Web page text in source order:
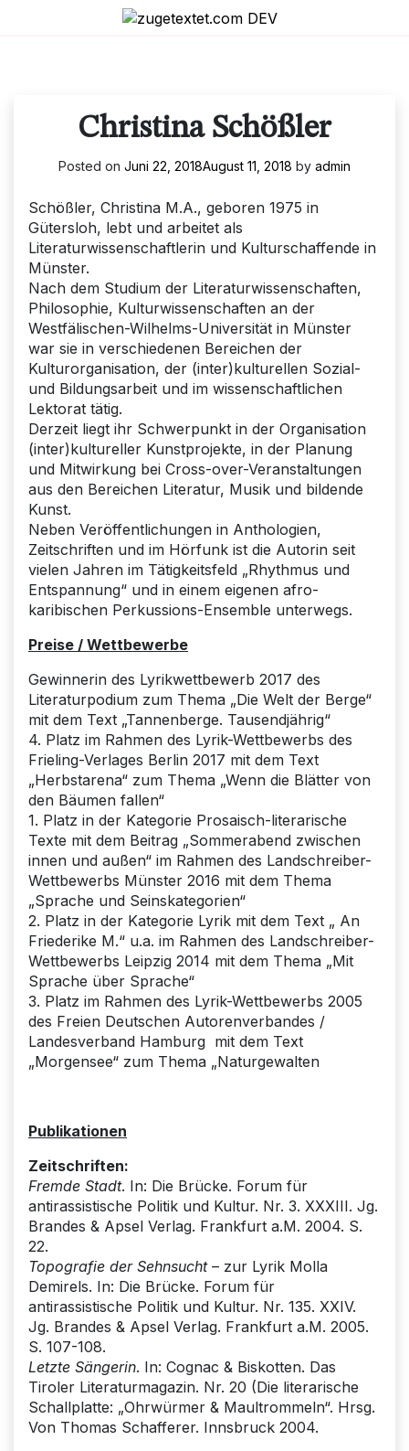
Christina Schößler
Posted on Juni 22, 2018August 11, 2018 by admin
Schößler, Christina M.A., geboren 1975 in
Gütersloh, lebt und arbeitet als
Literaturwissenschaftlerin und Kulturschaffende in
Münster.
Nach dem Studium der Literaturwissenschaften,
Philosophie, Kulturwissenschaften an der
Westfälischen-Wilhelms-Universität in Münster
war sie in verschiedenen Bereichen der
Kulturorganisation, der (inter)kulturellen Sozial-
und Bildungsarbeit und im wissenschaftlichen
Lektorat tätig.
Derzeit liegt ihr Schwerpunkt in der Organisation
(inter)kultureller Kunstprojekte, in der Planung
und Mitwirkung bei Cross-over-Veranstaltungen
aus den Bereichen Literatur, Musik und bildende
Kunst.
Neben Veröffentlichungen in Anthologien,
Zeitschriften und im Hörfunk ist die Autorin seit
vielen Jahren im Tätigkeitsfeld „Rhythmus und
Entspannung“ und in einem eigenen afro-
karibischen Perkussions-Ensemble unterwegs.
Preise / Wettbewerbe
Gewinnerin des Lyrikwettbewerb 2017 des
Literaturpodium zum Thema „Die Welt der Berge“
mit dem Text „Tannenberge. Tausendjährig“
4. Platz im Rahmen des Lyrik-Wettbewerbs des
Frieling-Verlages Berlin 2017 mit dem Text
„Herbstarena“ zum Thema „Wenn die Blätter von
den Bäumen fallen“
1. Platz in der Kategorie Prosaisch-literarische
Texte mit dem Beitrag „Sommerabend zwischen
innen und außen“ im Rahmen des Landschreiber-
Wettbewerbs Münster 2016 mit dem Thema
„Sprache und Seinskategorien“
2. Platz in der Kategorie Lyrik mit dem Text „ An
Friederike M.“ u.a. im Rahmen des Landschreiber-
Wettbewerbs Leipzig 2014 mit dem Thema „Mit
Sprache über Sprache“
3. Platz im Rahmen des Lyrik-Wettbewerbs 2005
des Freien Deutschen Autorenverbandes /
Landesverband Hamburg mit dem Text
„Morgensee“ zum Thema „Naturgewalten
Publikationen
Zeitschriften:
Fremde Stadt. In: Die Brücke. Forum für
antirassistische Politik und Kultur. Nr. 3. XXXIII. Jg.
Brandes & Apsel Verlag. Frankfurt a.M. 2004. S.
22.
Topografie der Sehnsucht– zur Lyrik Molla
Demirels. In: Die Brücke. Forum für
antirassistische Politik und Kultur. Nr. 135. XXIV.
Jg. Brandes & Apsel Verlag. Frankfurt a.M. 2005.
S. 107-108.
Letzte Sängerin. In: Cognac & Biskotten. Das
Tiroler Literaturmagazin. Nr. 20 (Die literarische
Schallplatte: „Ohrwürmer & Maultrommeln“. Hrsg.
Von Thomas Schafferer. Innsbruck 2004.